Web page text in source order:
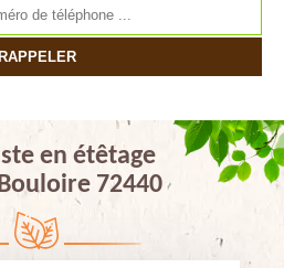
en étêtage
72440